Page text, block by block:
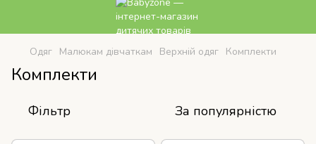
Одяг Малюкам дівчаткам Верхній одяг Комплекти
Комплекти
Фільтр За популярністю